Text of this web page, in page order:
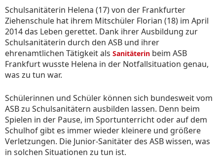
Schulsanitäterin Helena (17) von der Frankfurter
Ziehenschule hat ihrem Mitschüler Florian (18) im April
2014 das Leben gerettet. Dank ihrer Ausbildung zur
Schulsanitäterin durch den ASB und ihrer
ehrenamtlichen Tätigkeit als Sanitäterin beim ASB
Frankfurt wusste Helena in der Notfallsituation genau,
was zu tun war.
Schülerinnen und Schüler können sich bundesweit vom
ASB zu Schulsanitätern ausbilden lassen. Denn beim
Spielen in der Pause, im Sportunterricht oder auf dem
Schulhof gibt es immer wieder kleinere und größere
Verletzungen. Die Junior-Sanitäter des ASB wissen, was
in solchen Situationen zu tun ist.